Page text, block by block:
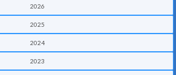
2026
2025
2024
2023